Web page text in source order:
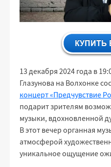
13 декабря 2024 года в
Глазунова на Волхонке
концерт «Предчувствие
подарит зрителям
музыки, вдохновленной
В этот вечер органная
атмосферой
уникальное ощущение